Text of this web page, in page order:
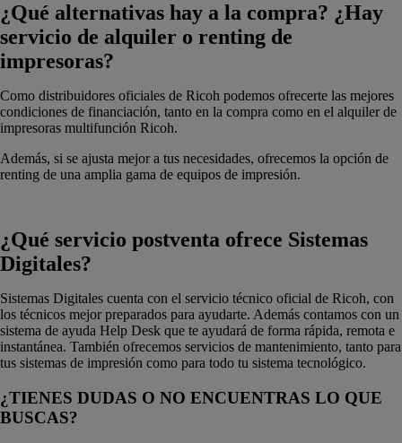
¿Qué alternativas hay a la compra? ¿Hay
servicio de alquiler o renting de
impresoras?
Como distribuidores oficiales de Ricoh podemos ofrecerte las mejores
condiciones de financiación, tanto en la compra como en el alquiler de
impresoras multifunción Ricoh.
Además, si se ajusta mejor a tus necesidades, ofrecemos la opción de
renting de una amplia gama de equipos de impresión.
¿Qué servicio postventa ofrece Sistemas
Digitales?
Sistemas Digitales cuenta con el servicio técnico oficial de Ricoh, con
los técnicos mejor preparados para ayudarte. Además contamos con un
sistema de ayuda Help Desk que te ayudará de forma rápida, remota e
instantánea. También ofrecemos servicios de mantenimiento, tanto para
tus sistemas de impresión como para todo tu sistema tecnológico.
¿TIENES DUDAS O NO ENCUENTRAS LO QUE
BUSCAS?